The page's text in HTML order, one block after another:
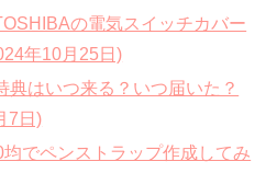
の電気スイッチカバー
年10月25日)
典はいつ来る？いつ届いた？
7日)
均でペンストラップ作成してみ